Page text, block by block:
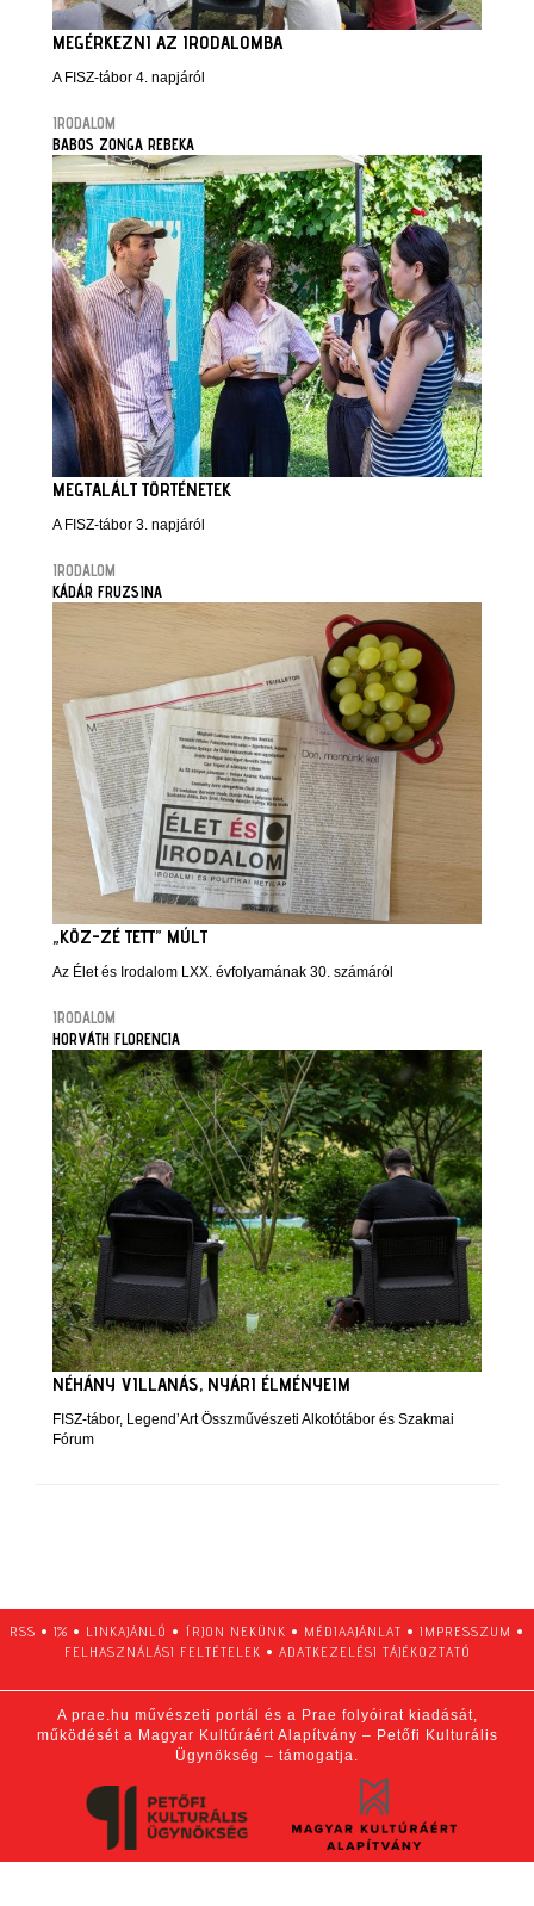
MEGÉRKEZNI AZ IRODALOMBA
A FISZ-tábor 4. napjáról
IRODALOM
BABOS ZONGA REBEKA
MEGTALÁLT TÖRTÉNETEK
A FISZ-tábor 3. napjáról
IRODALOM
KÁDÁR FRUZSINA
„KÖZ-ZÉ TETT” MÚLT
Az Élet és Irodalom LXX. évfolyamának 30. számáról
IRODALOM
HORVÁTH FLORENCIA
NÉHÁNY VILLANÁS, NYÁRI ÉLMÉNYEIM
FISZ-tábor, Legend’Art Összművészeti Alkotótábor és Szakmai
Fórum
RSS • 1% • LINKAJÁNLÓ • ÍRJON NEKÜNK • MÉDIAAJÁNLAT • IMPRESSZUM •
FELHASZNÁLÁSI FELTÉTELEK • ADATKEZELÉSI TÁJÉKOZTATÓ
A prae.hu művészeti portál és a Prae folyóirat kiadását,
működését a Magyar Kultúráért Alapítvány – Petőfi Kulturális
Ügynökség – támogatja.